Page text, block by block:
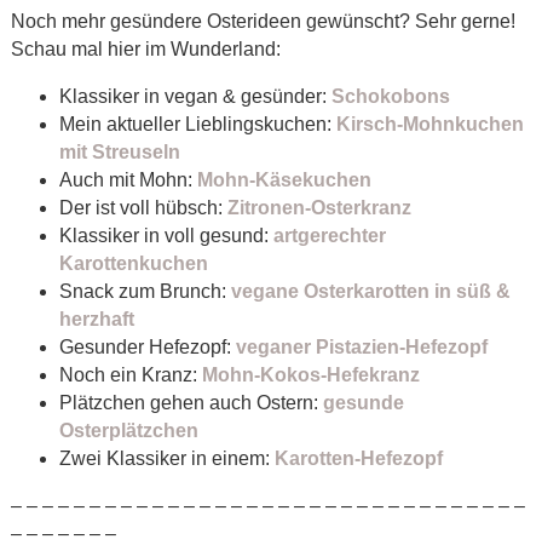
Noch mehr gesündere Osterideen gewünscht? Sehr gerne!
Schau mal hier im Wunderland:
Klassiker in vegan & gesünder: Schokobons
Mein aktueller Lieblingskuchen: Kirsch-Mohnkuchen
mit Streuseln
Auch mit Mohn: Mohn-Käsekuchen
Der ist voll hübsch: Zitronen-Osterkranz
Klassiker in voll gesund: artgerechter
Karottenkuchen
Snack zum Brunch: vegane Osterkarotten in süß &
herzhaft
Gesunder Hefezopf: veganer Pistazien-Hefezopf
Noch ein Kranz: Mohn-Kokos-Hefekranz
Plätzchen gehen auch Ostern: gesunde
Osterplätzchen
Zwei Klassiker in einem: Karotten-Hefezopf
– – – – – – – – – – – – – – – – – – – – – – – – – – – – – – – – –
– – – – – – –